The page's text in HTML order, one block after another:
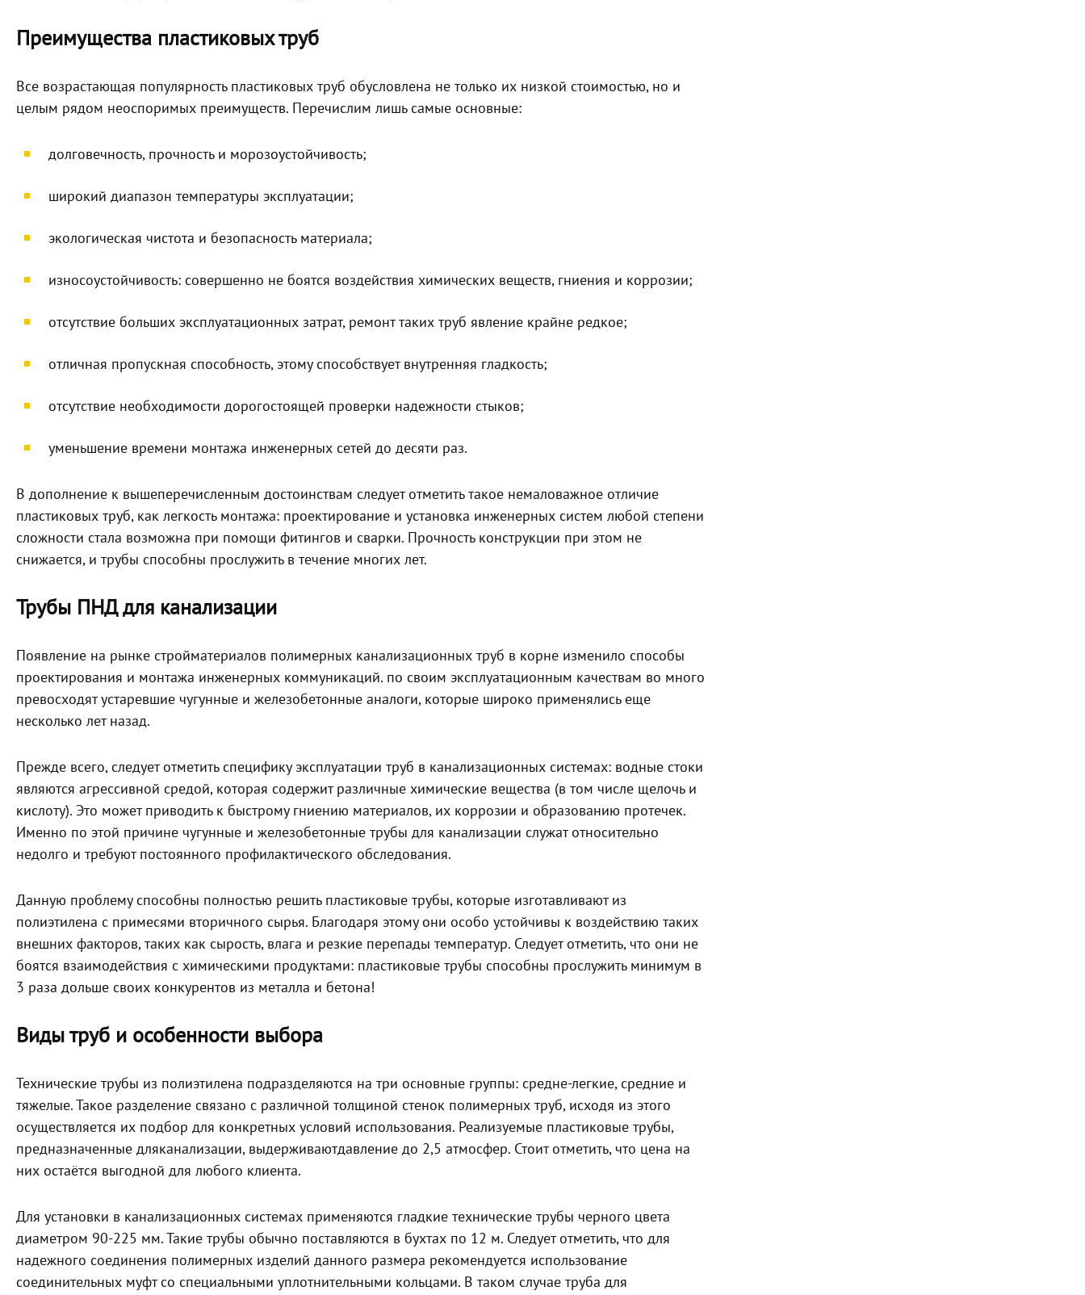
Преимущества пластиковых труб
Все возрастающая популярность пластиковых труб обусловлена не только их низкой стоимостью, но и
целым рядом неоспоримых преимуществ. Перечислим лишь самые основные:
долговечность, прочность и морозоустойчивость;
широкий диапазон температуры эксплуатации;
экологическая чистота и безопасность материала;
износоустойчивость: совершенно не боятся воздействия химических веществ, гниения и коррозии;
отсутствие больших эксплуатационных затрат, ремонт таких труб явление крайне редкое;
отличная пропускная способность, этому способствует внутренняя гладкость;
отсутствие необходимости дорогостоящей проверки надежности стыков;
уменьшение времени монтажа инженерных сетей до десяти раз.
В дополнение к вышеперечисленным достоинствам следует отметить такое немаловажное отличие
пластиковых труб, как легкость монтажа: проектирование и установка инженерных систем любой степени
сложности стала возможна при помощи фитингов и сварки. Прочность конструкции при этом не
снижается, и трубы способны прослужить в течение многих лет.
Трубы ПНД для канализации
Появление на рынке стройматериалов полимерных канализационных труб в корне изменило способы
проектирования и монтажа инженерных коммуникаций. по своим эксплуатационным качествам во много
превосходят устаревшие чугунные и железобетонные аналоги, которые широко применялись еще
несколько лет назад.
Прежде всего, следует отметить специфику эксплуатации труб в канализационных системах: водные стоки
являются агрессивной средой, которая содержит различные химические вещества (в том числе щелочь и
кислоту). Это может приводить к быстрому гниению материалов, их коррозии и образованию протечек.
Именно по этой причине чугунные и железобетонные трубы для канализации служат относительно
недолго и требуют постоянного профилактического обследования.
Данную проблему способны полностью решить пластиковые трубы, которые изготавливают из
полиэтилена с примесями вторичного сырья. Благодаря этому они особо устойчивы к воздействию таких
внешних факторов, таких как сырость, влага и резкие перепады температур. Следует отметить, что они не
боятся взаимодействия с химическими продуктами: пластиковые трубы способны прослужить минимум в
3 раза дольше своих конкурентов из металла и бетона!
Виды труб и особенности выбора
Технические трубы из полиэтилена подразделяются на три основные группы: средне-легкие, средние и
тяжелые. Такое разделение связано с различной толщиной стенок полимерных труб, исходя из этого
осуществляется их подбор для конкретных условий использования. Реализуемые пластиковые трубы,
предназначенные дляканализации, выдерживаютдавление до 2,5 атмосфер. Стоит отметить, что цена на
них остаётся выгодной для любого клиента.
Для установки в канализационных системах применяются гладкие технические трубы черного цвета
диаметром 90-225 мм. Такие трубы обычно поставляются в бухтах по 12 м. Следует отметить, что для
надежного соединения полимерных изделий данного размера рекомендуется использование
соединительных муфт со специальными уплотнительными кольцами. В таком случае труба для